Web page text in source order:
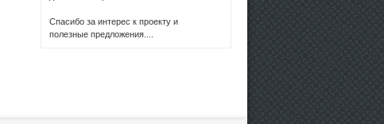
Спасибо за интерес к проекту и
полезные предложения....